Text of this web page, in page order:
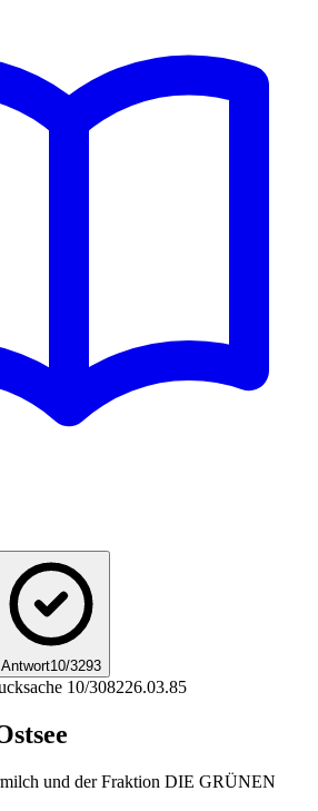
Antwort10/3293
10/308226.03.85
und der Fraktion DIE GRÜNEN